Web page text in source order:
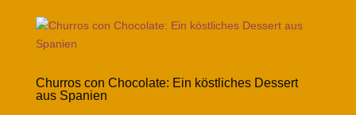
Churros con Chocolate: Ein köstliches Dessert
aus Spanien